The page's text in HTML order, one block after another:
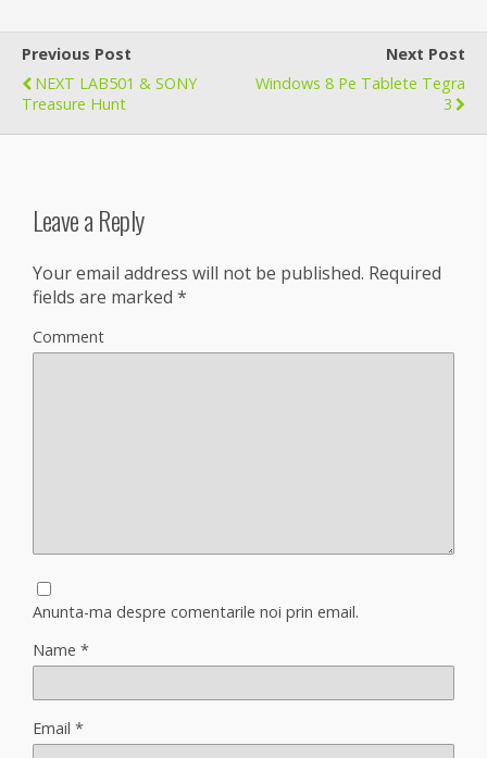
Previous Post
NEXT LAB501 & SONY
Treasure Hunt
Next Post
Windows 8 Pe Tablete Tegra
3
Leave a Reply
Your email address will not be published. Required
fields are marked *
Comment
Anunta-ma despre comentarile noi prin email.
Name *
Email *